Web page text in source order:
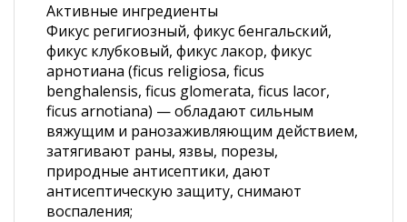
Активные ингредиенты
Фикуc регигиозный, фикус бенгальский,
фикус клубковый, фикус лакор, фикус
арнотиана (ficus religiosa, ficus
benghalensis, ficus glomerata, ficus lacor,
ficus arnotiana) — обладают сильным
вяжущим и ранозаживляющим действием,
затягивают раны, язвы, порезы,
природные антисептики, дают
антисептическую защиту, снимают
воспаления;